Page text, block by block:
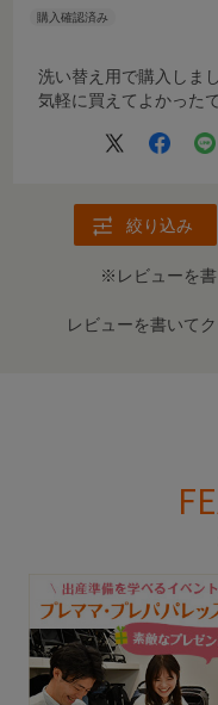
洗い替え用で購入しま
気軽に買えてよかった
絞り込み
※レビューを
レビューを書いて